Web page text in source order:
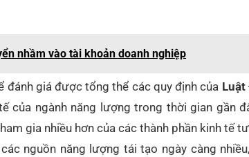
nhầm vào tài khoản doanh nghiệp
đánh giá được tổng thể các quy định của
của ngành năng lượng trong thời gian gần
gia nhiều hơn của các thành phần kinh tế
nguồn năng lượng tái tạo ngày càng